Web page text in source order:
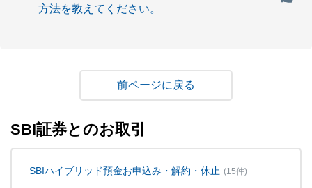
方法を教えてください。
戻る
SBI証券とのお取引
SBIハイブリッド預金お申込み・解約・休止 (15件)